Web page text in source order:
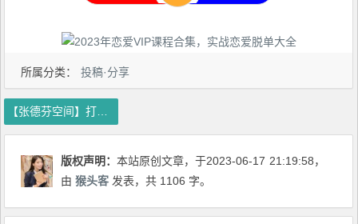
所属分类： 投稿·分享
版权声明：本站原创文章，于2023-06-17 21:19:58，
由猴头客 发表，共 1106 字。